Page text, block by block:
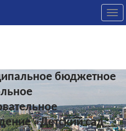
бюджетное
«Детский сад